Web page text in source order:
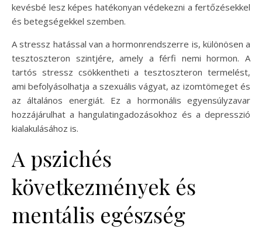
kevésbé lesz képes hatékonyan védekezni a fertőzésekkel
és betegségekkel szemben.
A stressz hatással van a hormonrendszerre is, különösen a
tesztoszteron szintjére, amely a férfi nemi hormon. A
tartós stressz csökkentheti a tesztoszteron termelést,
ami befolyásolhatja a szexuális vágyat, az izomtömeget és
az általános energiát. Ez a hormonális egyensúlyzavar
hozzájárulhat a hangulatingadozásokhoz és a depresszió
kialakulásához is.
A pszichés
következmények és
mentális egészség